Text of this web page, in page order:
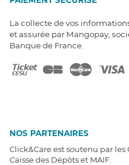
La collecte de vos
et assurée par Mangopay,
Banque de France.
NOS PARTENAIRES
Click&Care est soutenu par les
Caisse des Dépôts et MAIF.